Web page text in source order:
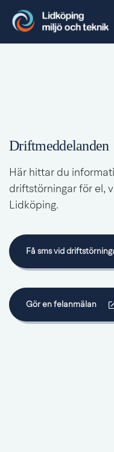
Driftmeddelanden
Här hittar du
driftstörningar för el,
Lidköping.
Få sms vid
Länk till annan
Gör en felanmälan